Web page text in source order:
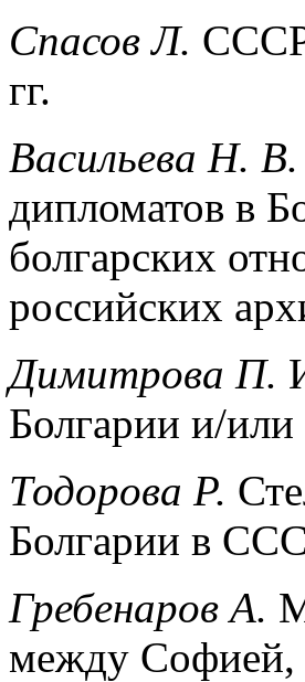
Спасов Л.
гг.
Васильева Н. В.
дипломатов в
болгарских
российских
Димитрова П.
Болгарии и/или
Тодорова Р.
Болгарии в
Гребенаров А.
между Софией,